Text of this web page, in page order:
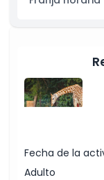
Ubicación
Cómo Canjear
mundo en
Fecha de la
Adulto